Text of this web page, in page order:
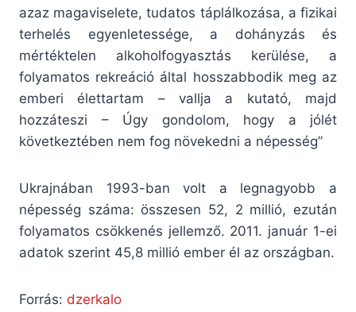
azaz magaviselete, tudatos táplálkozása, a fizikai
terhelés egyenletessége, a dohányzás és
mértéktelen alkoholfogyasztás kerülése, a
folyamatos rekreáció által hosszabbodik meg az
emberi élettartam – vallja a kutató, majd
hozzáteszi – Úgy gondolom, hogy a jólét
következtében nem fog növekedni a népesség”
Ukrajnában 1993-ban volt a legnagyobb a
népesség száma: összesen 52, 2 millió, ezután
folyamatos csökkenés jellemző. 2011. január 1-ei
adatok szerint 45,8 millió ember él az országban.
Forrás: dzerkalo